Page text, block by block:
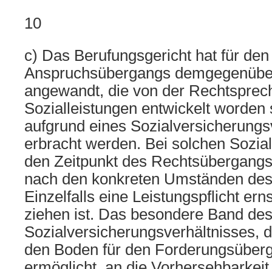
10
c) Das Berufungsgericht hat für
Anspruchsübergangs
angewandt, die von der
Sozialleistungen entwickelt worden
aufgrund eines
erbracht werden. Bei solchen
den Zeitpunkt des
nach den konkreten Umständen
Einzelfalls eine Leistungspflicht
ziehen ist. Das besondere Band des
Sozialversicherungsverhältnisses,
den Boden für den